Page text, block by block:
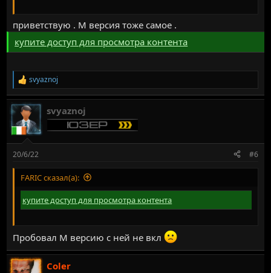
приветствую . М версия тоже самое .
купите доступ для просмотра контента
Р
е
а
к
ц
и
и
:
svyaznoj
svyaznoj
20/6/22 #6
FARIC сказал(а):
купите доступ для просмотра контента
Пробовал М версию с ней не вкл
Coler